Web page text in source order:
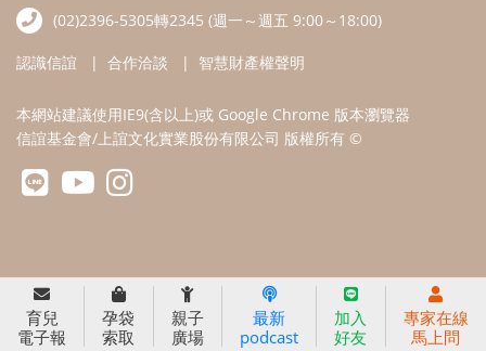
(02)2396-5305轉2345 (週一～週五 9:00～18:00)
認識信誼 合作洽談 智慧財產權聲明
本網站建議使用IE9(含以上)或 Google Chrome 版本瀏覽器
信誼基金會/上誼文化實業股份有限公司 版權所有 ©
育兒
電子報
孕袋
索取
親子
廣場
最新
podcast
加入
好友
專家在線
馬上問